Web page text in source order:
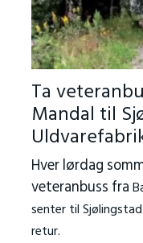
Ta
Mandal til
Hver lørdag
veteranbuss fra
senter til
retur.